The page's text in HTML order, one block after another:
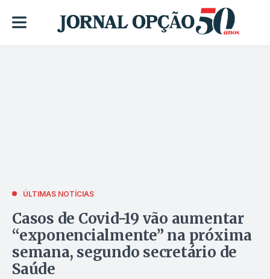
ÚLTIMAS NOTÍCIAS
Casos de Covid-19 vão aumentar
“exponencialmente” na próxima
semana, segundo secretário de
Saúde